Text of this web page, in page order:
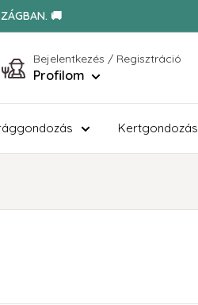
🚚
Bejelentkezés / Regisztráció
Profilom
Kertgondozás